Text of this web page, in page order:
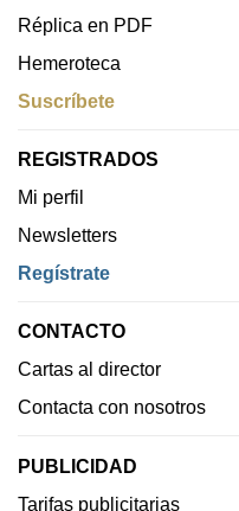
Réplica en PDF
Hemeroteca
Suscríbete
REGISTRADOS
Mi perfil
Newsletters
Regístrate
CONTACTO
Cartas al director
Contacta con nosotros
PUBLICIDAD
Tarifas publicitarias